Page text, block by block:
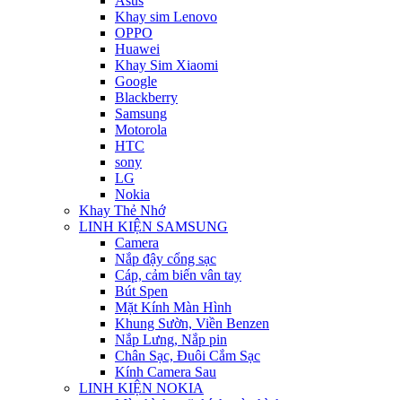
Khay sim Lenovo
OPPO
Huawei
Khay Sim Xiaomi
Google
Blackberry
Samsung
Motorola
HTC
sony
LG
Nokia
Khay Thẻ Nhớ
LINH KIỆN SAMSUNG
Camera
Nắp đậy cổng sạc
Cáp, cảm biến vân tay
Bút Spen
Mặt Kính Màn Hình
Khung Sườn, Viền Benzen
Nắp Lưng, Nắp pin
Chân Sạc, Đuôi Cắm Sạc
Kính Camera Sau
LINH KIỆN NOKIA